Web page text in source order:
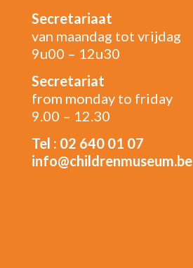
Secretariaat
van maandag tot vrijdag
9u00 – 12u30
Secretariat
from monday to friday
9.00 – 12.30
Tel : 02 640 01 07
info@childrenmuseum.be